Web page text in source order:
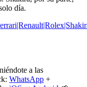
día.
a las
WhatsApp +